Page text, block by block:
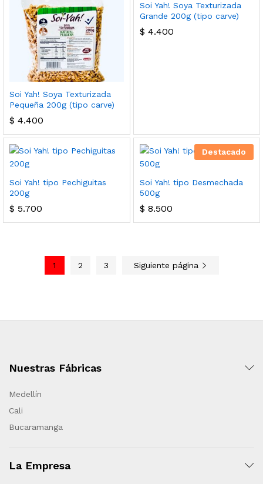
Soi Yah! Soya Texturizada
Pequeña 200g (tipo carve)
$ 4.400
Soi Yah! Soya Texturizada
Grande 200g (tipo carve)
$ 4.400
Soi Yah! tipo Pechiguitas
200g
$ 5.700
Destacado
Soi Yah! tipo Desmechada
500g
$ 8.500
1 2 3 Siguiente página
Nuestras Fábricas
Medellín
Cali
Bucaramanga
La Empresa